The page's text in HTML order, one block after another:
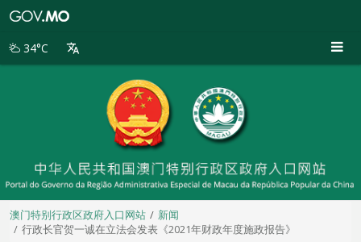
别
34°C
澳门特别行政区政府入口网站
新闻
行政长官贺一诚在立法会发表《2021年财政年度施政报告》